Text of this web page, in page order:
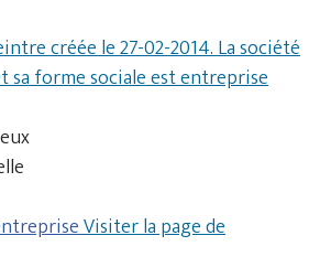
créée le 27-02-2014. La société
sa forme sociale est entreprise
Visiter la page de